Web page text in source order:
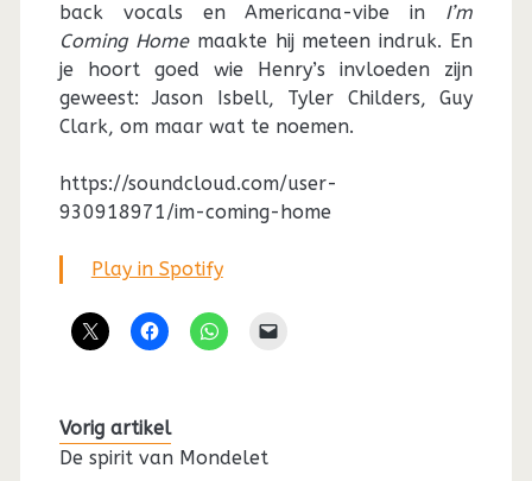
back vocals en Americana-vibe in I’m
Coming Homemaakte hij meteen indruk. En
je hoort goed wie Henry’s invloeden zijn
geweest: Jason Isbell, Tyler Childers, Guy
Clark, om maar wat te noemen.
https://soundcloud.com/user-
930918971/im-coming-home
Play in Spotify
Vorig artikel
De spirit van Mondelet